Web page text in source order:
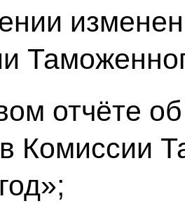
отчёте
Комиссии